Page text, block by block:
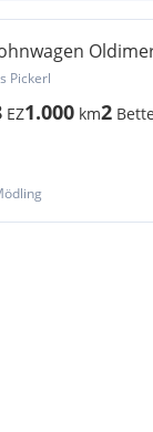
1978
Pickerl
EZ1.000 km2